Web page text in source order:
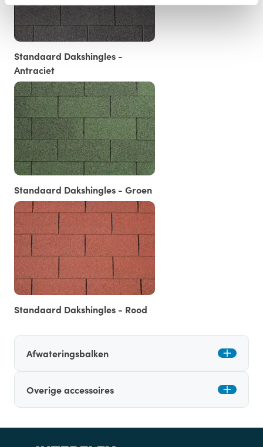
Standaard Dakshingles -
Antraciet
Standaard Dakshingles - Groen
Standaard Dakshingles - Rood
Afwateringsbalken
Overige accessoires